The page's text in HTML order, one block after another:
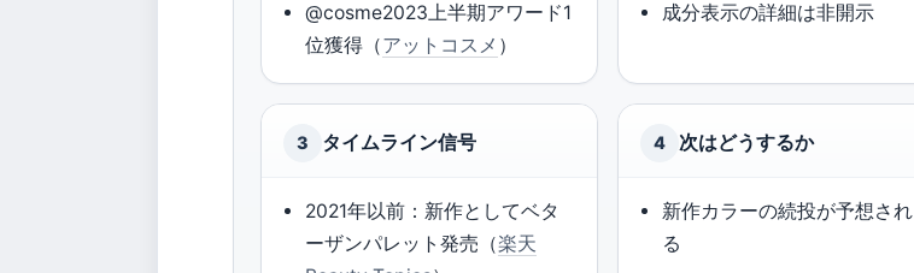
@cosme2023上半期アワード1
位獲得（アットコスメ ）
成分表示の詳細は非開示
3 タイムライン信号
2021年以前：新作としてベタ
ーザンパレット発売（楽天
4 次はどうするか
新作カラーの続投が予想され
る